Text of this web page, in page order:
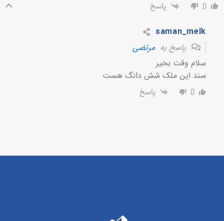
0 پاسخ
saman_melk
پاسخ بهمرتضی
سلام وقت بخیر
سند این ملک شش دانگ هست
0 پاسخ